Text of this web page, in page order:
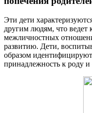
Эти дети
другим людям, что
межличностных
развитию. Дети,
образом
принадлежность к роду